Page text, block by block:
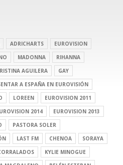
ADRICHARTS
EUROVISION
MADONNA
RIHANNA
AGUILERA
GAY
A ESPAÑA EN EUROVISIÓN
LOREEN
EUROVISION 2011
2014
EUROVISION 2013
PASTORA SOLER
LAST FM CHENOA
SORAYA
KYLIE MINOGUE